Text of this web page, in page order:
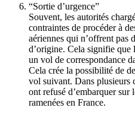
“Sortie d’urgence”
Souvent, les autorités
contraintes de procéder à
aériennes qui n’offrent pas
d’origine. Cela signifie que
un vol de correspondance
Cela crée la possibilité de
vol suivant. Dans plusieurs
ont refusé d’embarquer sur
ramenées en France.